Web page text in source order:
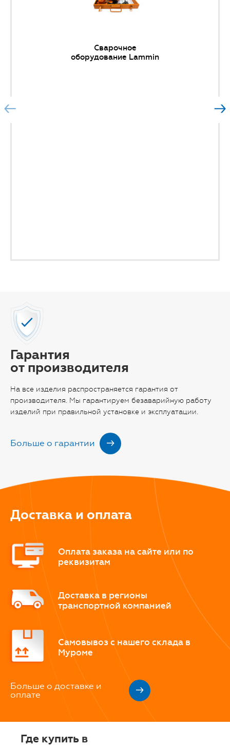
Сварочное
оборудование Lammin
Гарантия
от производителя
На все изделия распространяется гарантия от
производителя. Мы гарантируем безаварийную работу
изделий при правильной установке и эксплуатации.
Больше о гарантии
Доставка и оплата
Оплата заказа на сайте или по
реквизитам
Доставка в регионы
транспортной компанией
Самовывоз с нашего склада в
Муроме
Больше о доставке и
оплате
Где купить в